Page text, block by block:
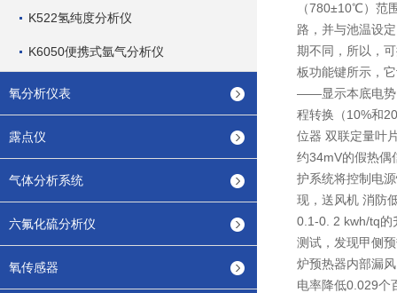
K522氢纯度分析仪
K6050便携式氩气分析仪
氧分析仪表
露点仪
气体分析系统
六氟化硫分析仪
氧传感器
（780±10℃）范
路，并与池温设
期不同，所以，
板功能键所示，
——显示本底电势
程转换（10%和
位器 双联定量叶
约34mV的假热偶
护系统将控制电
现，送风机 消防
0.1-0. 2 kwh/tq的
测试，发现甲侧
炉预热器内部漏
电率降低0.029个